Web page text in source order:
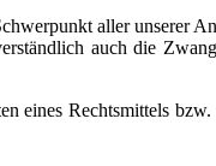
aller unserer
auch die
eines Rechtsmittels